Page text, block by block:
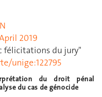
2019
félicitations du jury"
unige:122795
du droit pénal
du cas de génocide